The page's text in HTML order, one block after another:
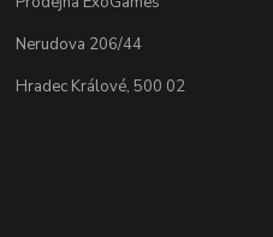
Nerudova 206/44
Hradec Králové, 500 02